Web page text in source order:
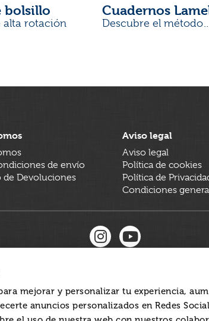
mejorar y personalizar tu experiencia,
anuncios personalizados en Redes
bolsillo
alta rotación
Cuadernos
Descubre el método
de envío
de Devoluciones
Aviso legal
Aviso legal
Política de cookies
Política de
Condiciones